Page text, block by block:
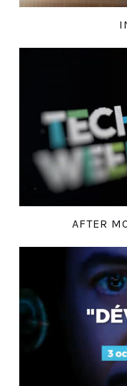
AFTER